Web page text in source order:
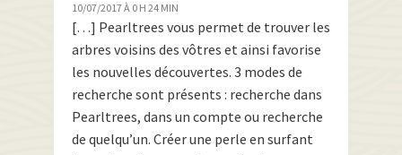
10/07/2017 À 0 H 24 MIN
[…] Pearltrees vous permet de trouver les
arbres voisins des vôtres et ainsi favorise
les nouvelles découvertes. 3 modes de
recherche sont présents : recherche dans
Pearltrees, dans un compte ou recherche
de quelqu’un. Créer une perle en surfant